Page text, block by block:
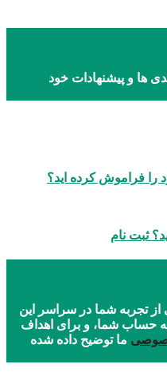
ها و پیشنهادات خود
را فراموش کرده اید؟
ثبت نام
تجربه شما در سراسر این
حساب شما، و برای اهداف
ما توضیح داده شده